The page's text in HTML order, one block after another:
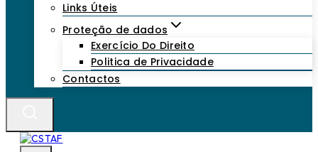
Links Úteis
Proteção de dados
Exercício Do Direito
Politica de Privacidade
Contactos